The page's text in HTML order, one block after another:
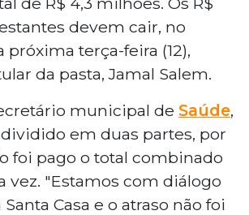
devem cair, no
próxima terça-feira (12),
da pasta, Jamal Salem.
municipal de Saúde,
em duas partes, por
foi pago o total combinado
vez. "Estamos com diálogo
Casa e o atraso não foi